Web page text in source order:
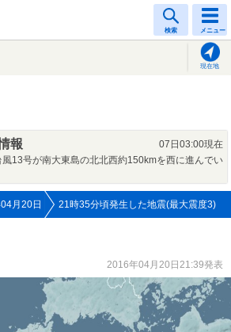
検索 メニュー
現在地
報
07日03:00現在
風13号が南大東島の北北西約150kmを西に進んでい
月20日 21時35分頃発生した地震(最大震度3)
2016年04月20日21:39発表